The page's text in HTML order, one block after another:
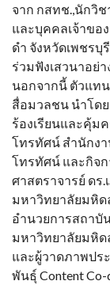
จาก กสทช.,นักวิ
และบุคคลเจ้าขอ
ดำ จังหวัดเพชรบุ
ร่วมฟังเสวนาอย่
นอกจากนี้ ตัวแท
สื่อมวลชน นำโดย
ร้องเรียนและคุ้ม
โทรทัศน์ สำนักง
โทรทัศน์ และกิจ
ศาสตราจารย์ ด
มหาวิทยาลัยมหิด
อำนวยการสถาบั
มหาวิทยาลัยมหิ
และผู้วาดภาพปร
พันธุ์ Content